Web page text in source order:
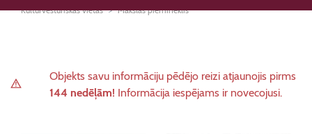
Kultūrvēsturiskās vietas
Mākslas piemineklis
Objekts savu informāciju pēdējo reizi atjaunojis pirms
144 nedēļām! Informācija iespējams ir novecojusi.